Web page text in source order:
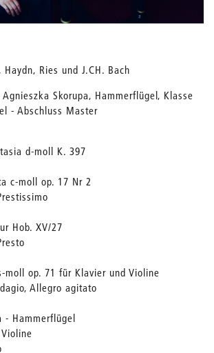
Ries und J.CH. Bach
Skorupa, Hammerflügel, Klasse
- Abschluss Master
d-moll K. 397
c-moll op. 17 Nr 2
Hob. XV/27
moll op. 71 für Klavier und Violine
Allegro agitato
- Hammerflügel